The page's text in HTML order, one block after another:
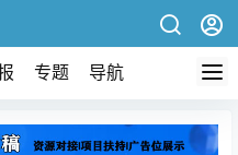
专题 导航